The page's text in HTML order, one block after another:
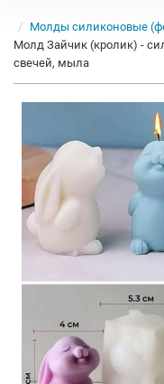
Молды силиконовые
Молд Зайчик (кролик) -
свечей, мыла